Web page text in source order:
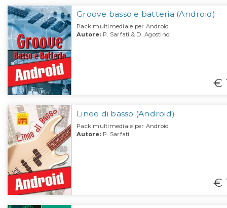
Groove basso e batteria (Android)
Pack multimediale per Android
Autore:P. Sarfati & D. Agostino
€
Linee di basso (Android)
Pack multimediale per Android
Autore:P. Sarfati
€